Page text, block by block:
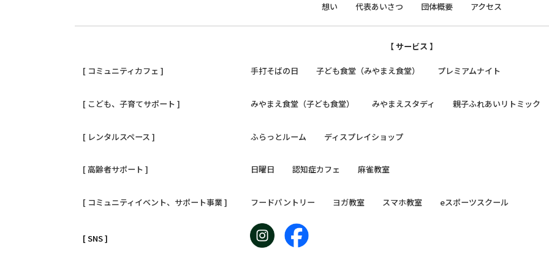
想い 代表あいさつ 団体概要 アクセス
【 サービス 】
[ コミュニティカフェ ] 手打そばの日 子ども食堂（みやまえ食堂） プレミアムナイト
[ こども、子育てサポート ] みやまえ食堂（子ども食堂） みやまえスタディ 親子ふれあいリトミック
[ レンタルスペース ] ふらっとルーム ディスプレイショップ
[ 高齢者サポート ] 日曜日 認知症カフェ 麻雀教室
[ コミュニティイベント、サポート事業 ] フードパントリー ヨガ教室 スマホ教室 eスポーツスクール
[ SNS ]